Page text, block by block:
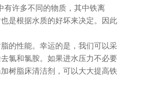
有许多不同的物质，其中铁离
是根据水质的好坏来决定。因此
的性能。幸运的是，我们可以采
氯和氯胺。如果进水压力不必要
树脂床清洁剂，可以大大提高铁